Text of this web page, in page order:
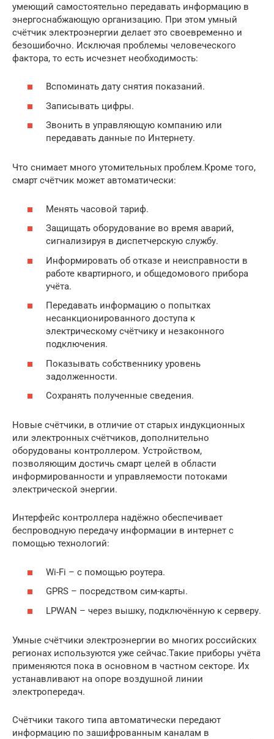
умеющий самостоятельно передавать информацию в
энергоснабжающую организацию. При этом умный
счётчик электроэнергии делает это своевременно и
безошибочно. Исключая проблемы человеческого
фактора, то есть исчезнет необходимость:
Вспоминать дату снятия показаний.
Записывать цифры.
Звонить в управляющую компанию или
передавать данные по Интернету.
Что снимает много утомительных проблем.Кроме того,
смарт счётчик может автоматически:
Менять часовой тариф.
Защищать оборудование во время аварий,
сигнализируя в диспетчерскую службу.
Информировать об отказе и неисправности в
работе квартирного, и общедомового прибора
учёта.
Передавать информацию о попытках
несанкционированного доступа к
электрическому счётчику и незаконного
подключения.
Показывать собственнику уровень
задолженности.
Сохранять полученные сведения.
Новые счётчики, в отличие от старых индукционных
или электронных счётчиков, дополнительно
оборудованы контроллером. Устройством,
позволяющим достичь смарт целей в области
информированности и управляемости потоками
электрической энергии.
Интерфейс контроллера надёжно обеспечивает
беспроводную передачу информации в интернет с
помощью технологий:
Wi-Fi – с помощью роутера.
GPRS – посредством сим-карты.
LPWAN – через вышку, подключённую к серверу.
Умные счётчики электроэнергии во многих российских
регионах используются уже сейчас.Такие приборы учёта
применяются пока в основном в частном секторе. Их
устанавливают на опоре воздушной линии
электропередач.
Счётчики такого типа автоматически передают
информацию по зашифрованным каналам в